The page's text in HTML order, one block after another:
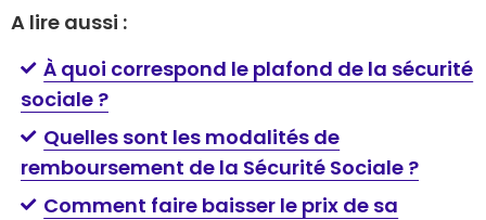
A lire aussi :
À quoi correspond le plafond de la sécurité
sociale ?
Quelles sont les modalités de
remboursement de la Sécurité Sociale ?
Comment faire baisser le prix de sa